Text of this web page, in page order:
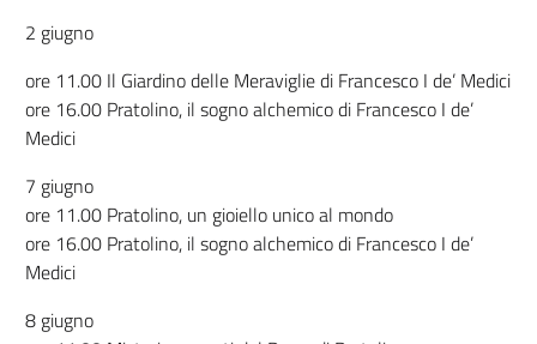
2 giugno
ore 11.00 Il Giardino delle Meraviglie di Francesco I de’ Medici
ore 16.00 Pratolino, il sogno alchemico di Francesco I de’
Medici
7 giugno
ore 11.00 Pratolino, un gioiello unico al mondo
ore 16.00 Pratolino, il sogno alchemico di Francesco I de’
Medici
8 giugno